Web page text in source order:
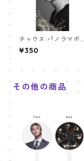
チャウヌ パノラマポス
ター (Cha EunWoo Po
ster) 700*330mm
¥350
その他の商品